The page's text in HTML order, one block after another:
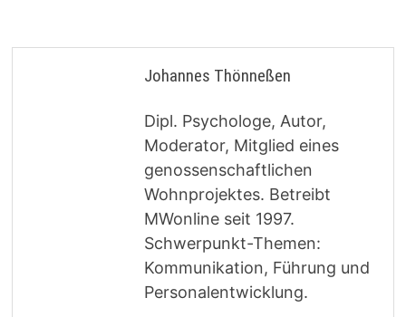
Johannes Thönneßen
Dipl. Psychologe, Autor,
Moderator, Mitglied eines
genossenschaftlichen
Wohnprojektes. Betreibt
MWonline seit 1997.
Schwerpunkt-Themen:
Kommunikation, Führung und
Personalentwicklung.